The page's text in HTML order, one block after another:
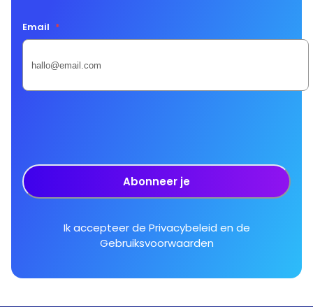
Email *
Abonneer je
Ik accepteer de Privacybeleid en de
Gebruiksvoorwaarden